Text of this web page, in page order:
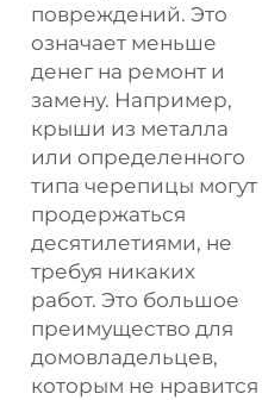
повреждений. Это
означает меньше
денег на ремонт и
замену. Например,
крыши из металла
или определенного
типа черепицы могут
продержаться
десятилетиями, не
требуя никаких
работ. Это большое
преимущество для
домовладельцев,
которым не нравится